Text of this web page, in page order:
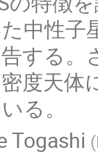
中性子
する
度天体
る。
Togashi (